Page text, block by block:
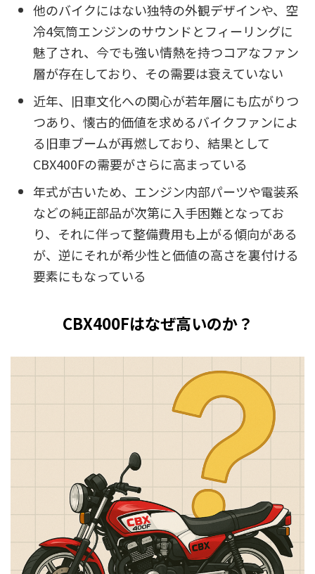
他のバイクにはない独特の外観デザインや、空
冷4気筒エンジンのサウンドとフィーリングに
魅了され、今でも強い情熱を持つコアなファン
層が存在しており、その需要は衰えていない
近年、旧車文化への関心が若年層にも広がりつ
つあり、懐古的価値を求めるバイクファンによ
る旧車ブームが再燃しており、結果として
CBX400Fの需要がさらに高まっている
年式が古いため、エンジン内部パーツや電装系
などの純正部品が次第に入手困難となってお
り、それに伴って整備費用も上がる傾向がある
が、逆にそれが希少性と価値の高さを裏付ける
要素にもなっている
CBX400Fはなぜ高いのか？